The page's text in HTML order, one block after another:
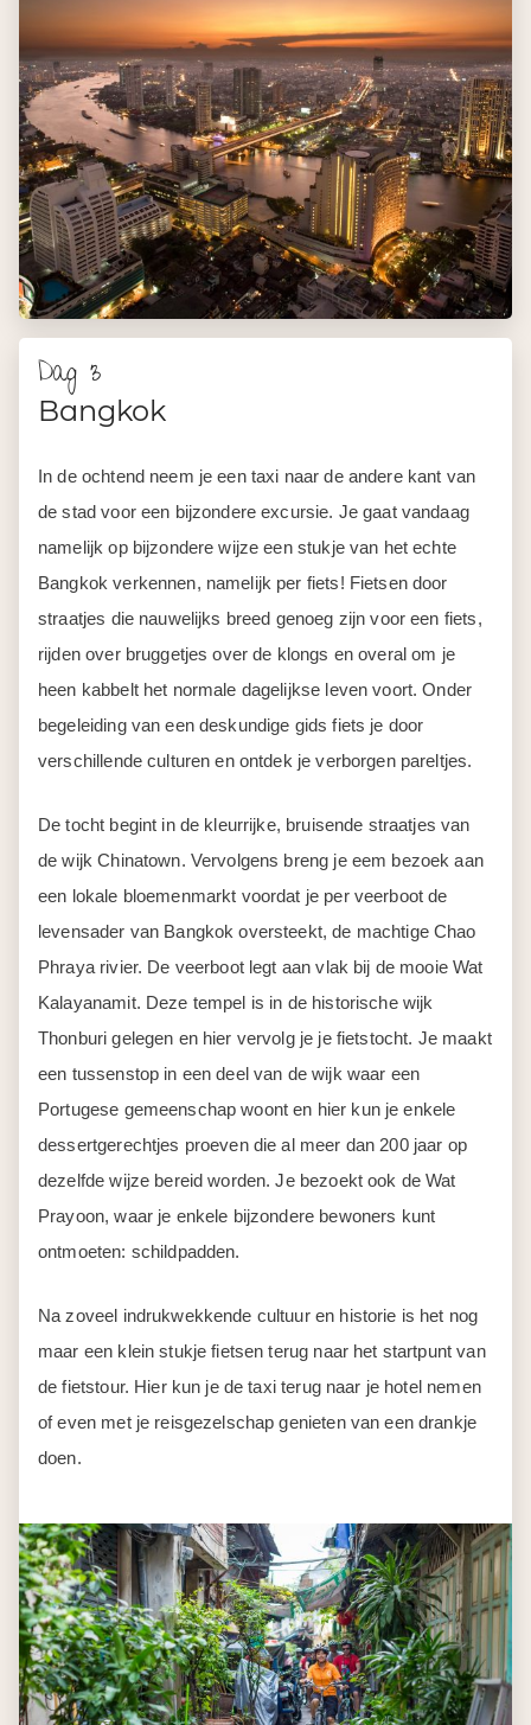
Dag 3
Bangkok
In de ochtend neem je een taxi naar de andere kant van
de stad voor een bijzondere excursie. Je gaat vandaag
namelijk op bijzondere wijze een stukje van het echte
Bangkok verkennen, namelijk per fiets! Fietsen door
straatjes die nauwelijks breed genoeg zijn voor een fiets,
rijden over bruggetjes over de klongs en overal om je
heen kabbelt het normale dagelijkse leven voort. Onder
begeleiding van een deskundige gids fiets je door
verschillende culturen en ontdek je verborgen pareltjes.
De tocht begint in de kleurrijke, bruisende straatjes van
de wijk Chinatown. Vervolgens breng je eem bezoek aan
een lokale bloemenmarkt voordat je per veerboot de
levensader van Bangkok oversteekt, de machtige Chao
Phraya rivier. De veerboot legt aan vlak bij de mooie Wat
Kalayanamit. Deze tempel is in de historische wijk
Thonburi gelegen en hier vervolg je je fietstocht. Je maakt
een tussenstop in een deel van de wijk waar een
Portugese gemeenschap woont en hier kun je enkele
dessertgerechtjes proeven die al meer dan 200 jaar op
dezelfde wijze bereid worden. Je bezoekt ook de Wat
Prayoon, waar je enkele bijzondere bewoners kunt
ontmoeten: schildpadden.
Na zoveel indrukwekkende cultuur en historie is het nog
maar een klein stukje fietsen terug naar het startpunt van
de fietstour. Hier kun je de taxi terug naar je hotel nemen
of even met je reisgezelschap genieten van een drankje
doen.